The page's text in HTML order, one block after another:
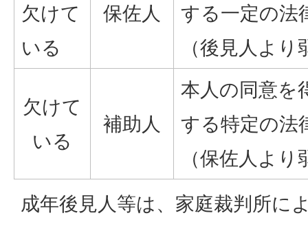
欠けて
いる
保佐人
する一定の法
（後見人よ
欠けて
いる
補助人
本人の同意を
する特定の法
（保佐人よ
成年後見人等は、家庭裁判所に